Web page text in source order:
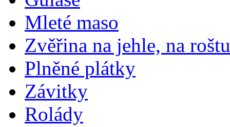
Mleté maso
Zvěřina na jehle, na roštu
Plněné plátky
Závitky
Rolády